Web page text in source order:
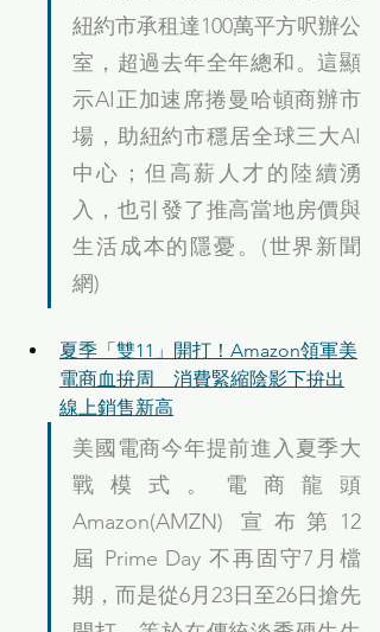
紐約市承租達100萬平方呎辦公
室，超過去年全年總和。這顯
示AI正加速席捲曼哈頓商辦市
場，助紐約市穩居全球三大AI
中心；但高薪人才的陸續湧
入，也引發了推高當地房價與
生活成本的隱憂。(世界新聞
網)
夏季「雙11」開打！Amazon領軍美
電商血拚周　消費緊縮陰影下拚出
線上銷售新高
美國電商今年提前進入夏季大
戰模式。電商龍頭
Amazon(AMZN) 宣布第12
屆 Prime Day 不再固守7月檔
期，而是從6月23日至26日搶先